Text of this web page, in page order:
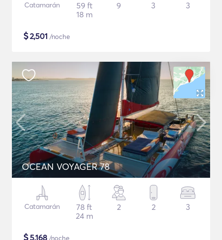
Catamarán
59 ft
18 m
9 3 3
$2,501 /noche
OCEAN VOYAGER 78
Catamarán
78 ft
24 m
2 2 3
$5,168 /noche